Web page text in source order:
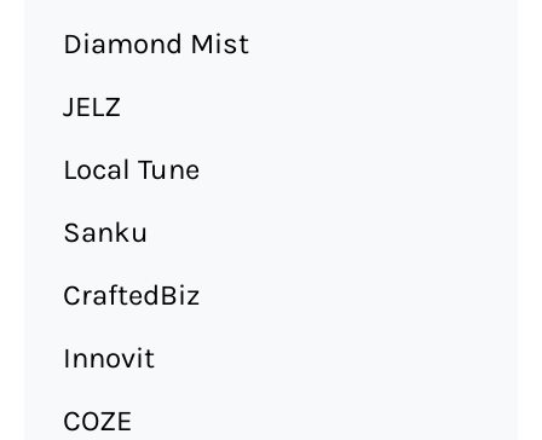
Diamond Mist
JELZ
Local Tune
Sanku
CraftedBiz
Innovit
COZE